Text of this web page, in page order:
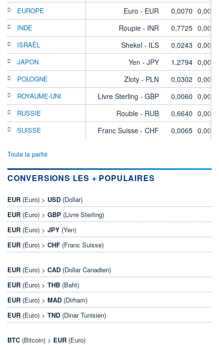
EUROPE Euro - EUR 0,0070 0,00%
INDE Roupie - INR 0,7725 0,00%
ISRAËL Shekel - ILS 0,0243 0,00%
JAPON Yen - JPY 1,2794 0,00%
POLOGNE Zloty - PLN 0,0302 0,00%
ROYAUME-UNI Livre Sterling - GBP 0,0060 0,00%
RUSSIE Rouble - RUB 0,6640 0,00%
SUISSE Franc Suisse - CHF 0,0065 0,00%
Toute la parité
CONVERSIONS LES + POPULAIRES
EUR (Euro) > USD (Dollar)
EUR (Euro) > GBP (Livre Sterling)
EUR (Euro) > JPY (Yen)
EUR (Euro) > CHF (Franc Suisse)
EUR (Euro) > CAD (Dollar Canadien)
EUR (Euro) > THB (Baht)
EUR (Euro) > MAD (Dirham)
EUR (Euro) > TND (Dinar Tunisien)
BTC (Bitcoin) > EUR (Euro)